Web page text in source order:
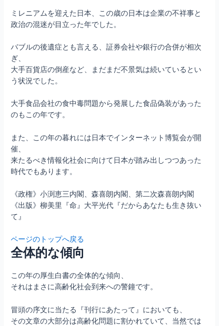
ミレニアムを迎えた日本、この歳の日本は企業の不祥事と
政治の混迷が目立った年でした。
バブルの後遺症とも言える、証券会社や銀行の合併が相次
ぎ、
大手百貨店の倒産など、まだまだ不景気は続いているとい
う状況でした。
大手食品会社の食中毒問題から発展した食品偽装があった
のもこの年です。
また、この年の暮れには日本でインターネット博覧会が開
催、
来たるべき情報化社会に向けて日本が踏み出しつつあった
時代でもあります。
《政権》小渕恵三内閣、森喜朗内閣、第二次森喜朗内閣
《出版》柳美里『命』大平光代『だからあなたも生き抜い
て』
ページのトップへ戻る
全体的な傾向
この年の厚生白書の全体的な傾向、
それはまさに高齢化社会到来への警鐘です。
冒頭の序文に当たる『刊行にあたって』においても、
その文章の大部分は高齢化問題に割かれていて、当然では